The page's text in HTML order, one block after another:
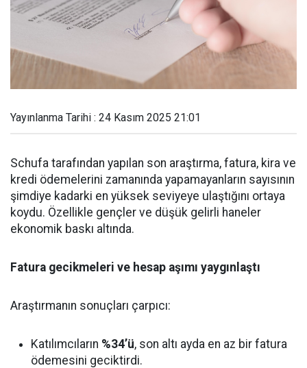
Yayınlanma Tarihi : 24 Kasım 2025 21:01
Schufa tarafından yapılan son araştırma, fatura, kira ve
kredi ödemelerini zamanında yapamayanların sayısının
şimdiye kadarki en yüksek seviyeye ulaştığını ortaya
koydu. Özellikle gençler ve düşük gelirli haneler
ekonomik baskı altında.
Fatura gecikmeleri ve hesap aşımı yaygınlaştı
Araştırmanın sonuçları çarpıcı:
Katılımcıların %34’ü, son altı ayda en az bir fatura
ödemesini geciktirdi.